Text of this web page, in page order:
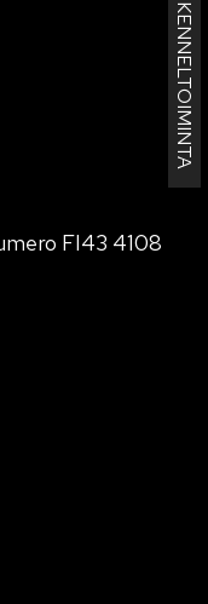
KENNELTOIMINTA
FI43 4108